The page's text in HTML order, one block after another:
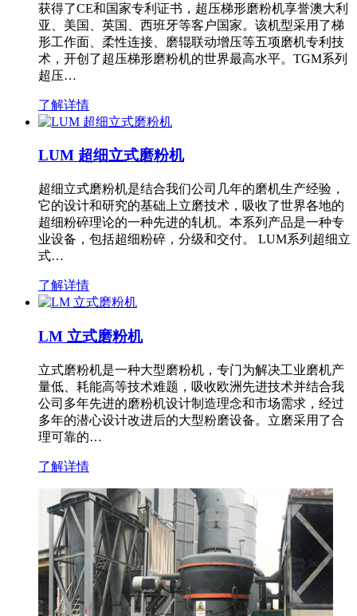
获得了CE和国家专利证书，超压梯形磨粉机享誉澳大利
亚、美国、英国、西班牙等客户国家。该机型采用了梯
形工作面、柔性连接、磨辊联动增压等五项磨机专利技
术，开创了超压梯形磨粉机的世界最高水平。TGM系列
超压…
了解详情
LUM 超细立式磨粉机
超细立式磨粉机是结合我们公司几年的磨机生产经验，
它的设计和研究的基础上立磨技术，吸收了世界各地的
超细粉碎理论的一种先进的轧机。本系列产品是一种专
业设备，包括超细粉碎，分级和交付。 LUM系列超细立
式…
了解详情
LM 立式磨粉机
立式磨粉机是一种大型磨粉机，专门为解决工业磨机产
量低、耗能高等技术难题，吸收欧洲先进技术并结合我
公司多年先进的磨粉机设计制造理念和市场需求，经过
多年的潜心设计改进后的大型粉磨设备。立磨采用了合
理可靠的…
了解详情